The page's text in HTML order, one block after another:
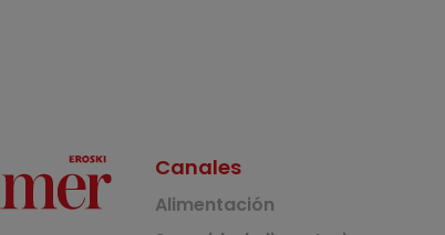
Canales
Alimentación